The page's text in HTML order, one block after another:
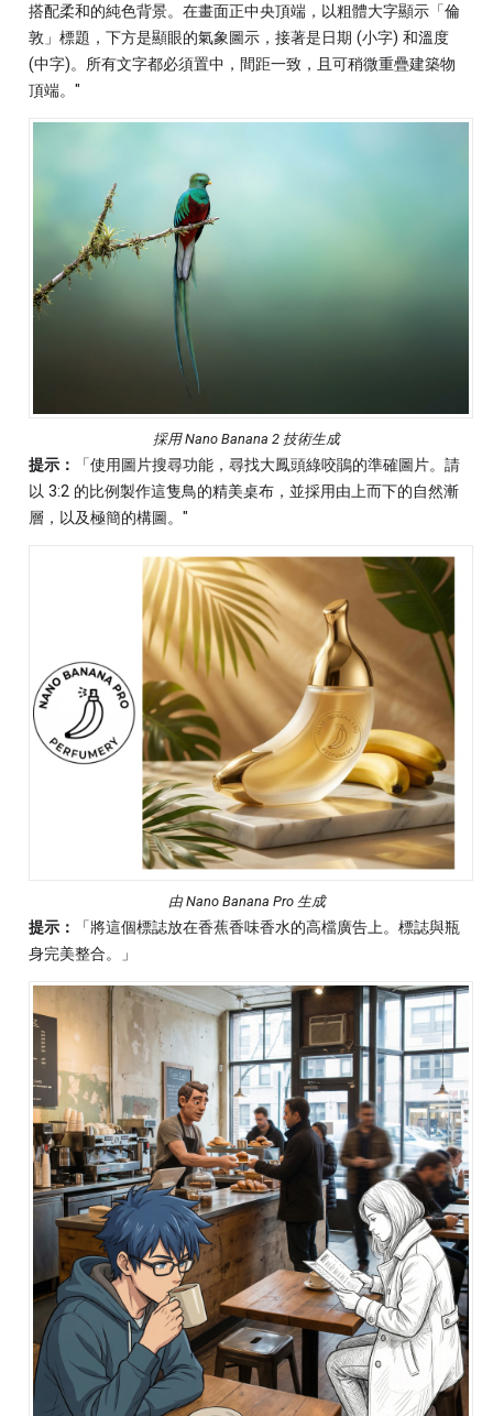
搭配柔和的純色背景。在畫面正中央頂端，以粗體大字顯示「倫
敦」標題，下方是顯眼的氣象圖示，接著是日期 (小字) 和溫度
(中字)。所有文字都必須置中，間距一致，且可稍微重疊建築物
頂端。"
採用 Nano Banana 2 技術生成
提示：
「使用圖片搜尋功能，尋找大鳳頭綠咬鵑的準確圖片。請
以 3:2 的比例製作這隻鳥的精美桌布，並採用由上而下的自然漸
層，以及極簡的構圖。"
由 Nano Banana Pro 生成
提示：
「將這個標誌放在香蕉香味香水的高檔廣告上。標誌與瓶
身完美整合。」